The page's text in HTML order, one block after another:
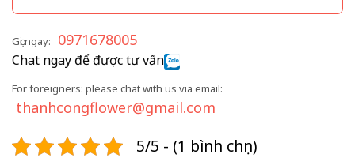
Gọi ngay: 0971678005
Chat ngay để được tư vấn
For foreigners: please chat with us via email:
thanhcongflower@gmail.com
5/5 - (1 bình chọn)